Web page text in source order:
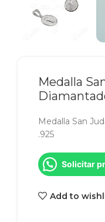
Medalla
Medalla San
.925
Solicitar
Add to